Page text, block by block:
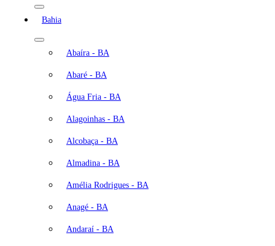
Bahia
Abaíra - BA
Abaré - BA
Água Fria - BA
Alagoinhas - BA
Alcobaça - BA
Almadina - BA
Amélia Rodrigues - BA
Anagé - BA
Andaraí - BA